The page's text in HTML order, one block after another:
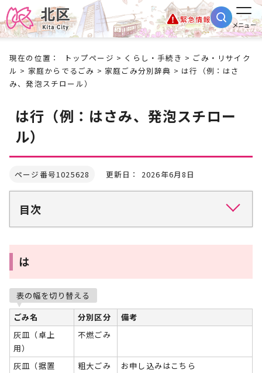
緊急情報
メニュー
現在の位置： トップページ > くらし・手続き > ごみ・リサイク
ル > 家庭からでるごみ >家庭ごみ分別辞典 > は行（例：はさ
み、発泡スチロール）
は行（例：はさみ、発泡スチロー
ル）
ページ番号1025628 更新日： 2026年6月8日
目次
は
表の幅を切り替える
ごみ名
分別区分
備考
灰皿（卓上
用）
不燃ごみ
灰皿（据置
粗大ごみ
お申し込みはこちら